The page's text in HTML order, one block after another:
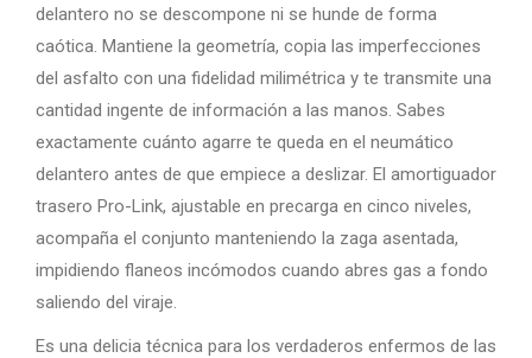
delantero no se descompone ni se hunde de forma
caótica. Mantiene la geometría, copia las imperfecciones
del asfalto con una fidelidad milimétrica y te transmite una
cantidad ingente de información a las manos. Sabes
exactamente cuánto agarre te queda en el neumático
delantero antes de que empiece a deslizar. El amortiguador
trasero Pro-Link, ajustable en precarga en cinco niveles,
acompaña el conjunto manteniendo la zaga asentada,
impidiendo flaneos incómodos cuando abres gas a fondo
saliendo del viraje.
Es una delicia técnica para los verdaderos enfermos de las